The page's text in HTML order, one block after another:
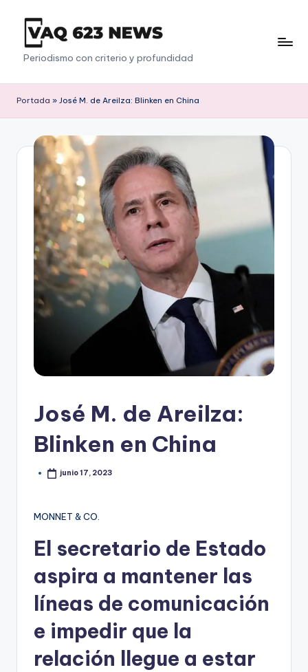
Saltar
contenido
V
a
q
2
3
Periodismo con criterio y profundidad
Portada » José M. de Areilza: Blinken en China
José M. de Areilza:
Blinken en China
junio 17, 2023
MONNET & CO.
El secretario de Estado
aspira a mantener las
líneas de comunicación
e impedir que la
relación llegue a estar